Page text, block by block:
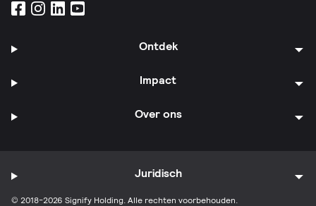
Ontdek
Impact
Over ons
© 2018-2026 Signify Holding. Alle rechten voorbehouden.
Juridisch